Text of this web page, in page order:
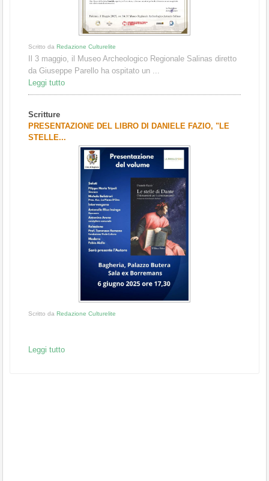
Scritto da Redazione Culturelite
Il 3 maggio, il Museo Archeologico Regionale Salinas diretto
da Giuseppe Parello ha ospitato un ...
Leggi tutto
Scritture
PRESENTAZIONE DEL LIBRO DI DANIELE FAZIO, "LE
STELLE...
Scritto da Redazione Culturelite
Leggi tutto